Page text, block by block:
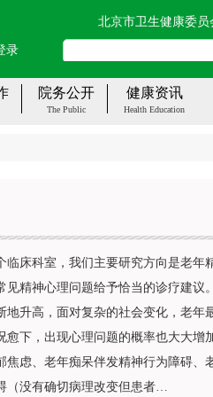
北京市卫生健康委员
录
院务公开
The Public
健康资讯
Health Education
临床科室 ，我们主要研究方向是老年
见精神心理问题给予恰当的诊疗建议
地升高，面对复杂的社会变化，老年
愈下，出现心理问题的概率也大大增
虑、老年痴呆伴发精神行为障碍、
（没有确切病理改变但患者…